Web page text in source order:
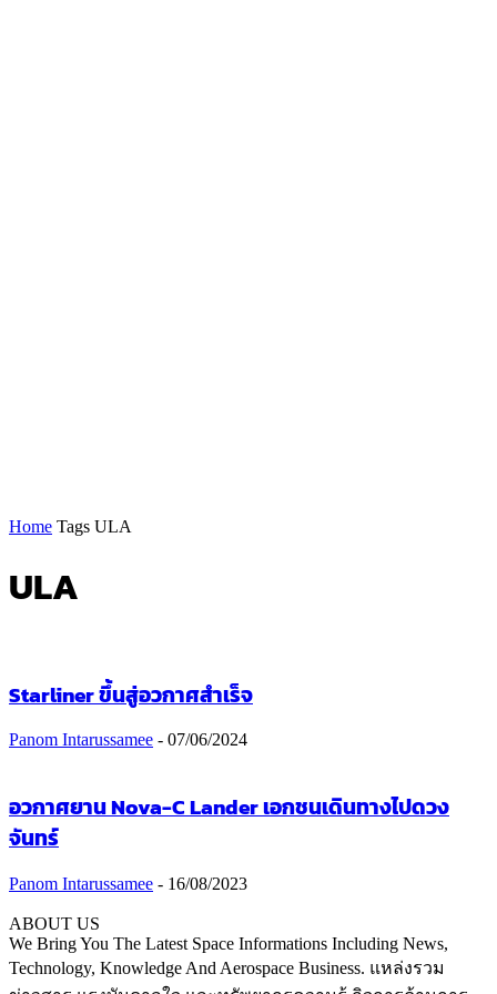
Home Tags ULA
ULA
Starliner ขึ้นสู่อวกาศสำเร็จ
Panom Intarussamee - 07/06/2024
อวกาศยาน Nova-C Lander เอกชนเดินทางไปดวง
จันทร์
Panom Intarussamee - 16/08/2023
ABOUT US
We Bring You The Latest Space Informations Including News,
Technology, Knowledge And Aerospace Business. แหล่งรวม